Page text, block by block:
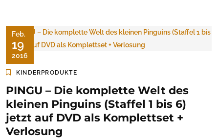
Feb.
19
2016
KINDERPRODUKTE
PINGU – Die komplette Welt des
kleinen Pinguins (Staffel 1 bis 6)
jetzt auf DVD als Komplettset +
Verlosung